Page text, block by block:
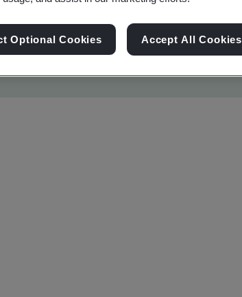
Optional Cookies Accept All Cookies